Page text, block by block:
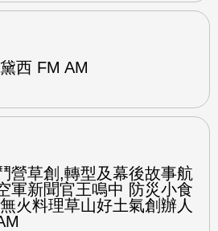
西 FM AM
營草創,轉型及幕後故事航
軍新聞官王鳴中 防災小食
火料理草山好土氣創辦人